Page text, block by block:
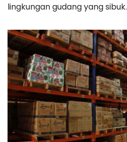
lingkungan gudang yang sibuk.